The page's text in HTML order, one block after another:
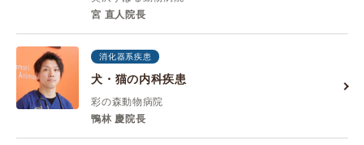
宮 直人院長
消化器系疾患
犬・猫の内科疾患
彩の森動物病院
鴨林 慶院長